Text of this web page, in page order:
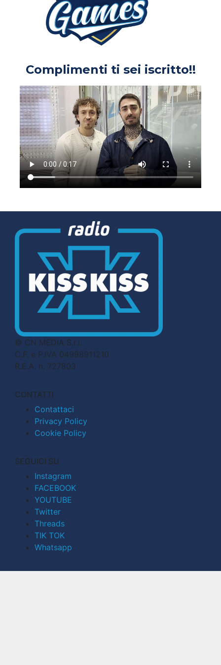
Complimenti ti sei iscritto!!
© CN MEDIA S.r.l.
C.F. e P.IVA 04998911210
R.E.A. n. 727803
CONTATTI
Contattaci
Privacy Policy
Cookie Policy
SEGUICI SU
Instagram
FACEBOOK
YOUTUBE
Twitter
Threads
TIK TOK
Whatsapp